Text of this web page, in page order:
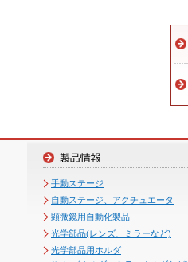
手動ステージ
自動ステージ、アクチュエータ
顕微鏡用自動化製品
光学部品(レンズ、ミラーなど)
光学部品用ホルダ